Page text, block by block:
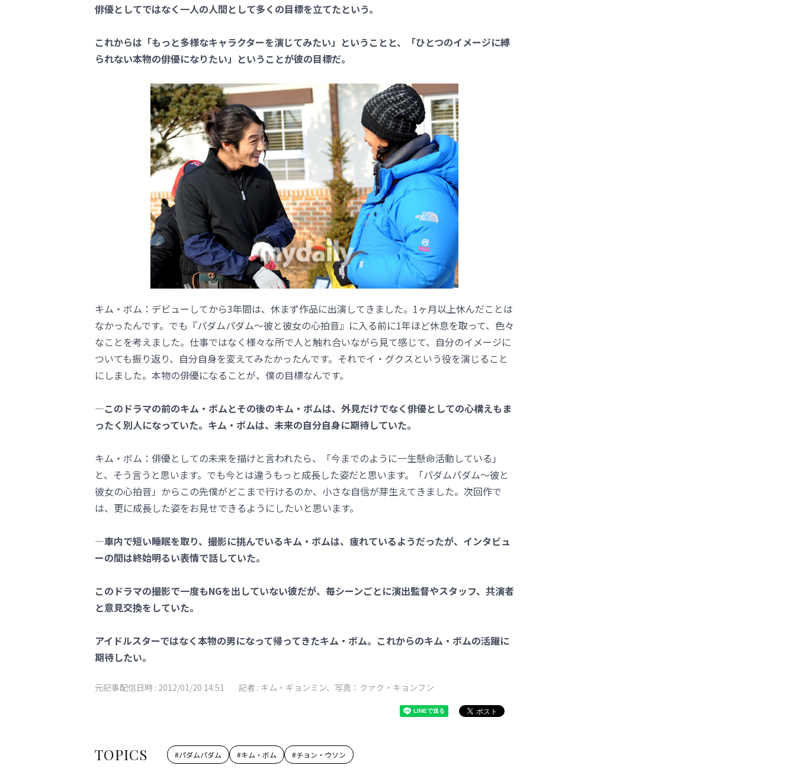
俳優としてではなく一人の人間として多くの目標を立てたという。
これからは「もっと多様なキャラクターを演じてみたい」ということと、「ひとつのイメージに縛
られない本物の俳優になりたい」ということが彼の目標だ。
キム・ボム：デビューしてから3年間は、休まず作品に出演してきました。1ヶ月以上休んだことは
なかったんです。でも『パダムパダム～彼と彼女の心拍音』に入る前に1年ほど休息を取って、色々
なことを考えました。仕事ではなく様々な所で人と触れ合いながら見て感じて、自分のイメージに
ついても振り返り、自分自身を変えてみたかったんです。それでイ・グクスという役を演じること
にしました。本物の俳優になることが、僕の目標なんです。
―このドラマの前のキム・ボムとその後のキム・ボムは、外見だけでなく俳優としての心構えもま
ったく別人になっていた。キム・ボムは、未来の自分自身に期待していた。
キム・ボム：俳優としての未来を描けと言われたら、「今までのように一生懸命活動している」
と、そう言うと思います。でも今とは違うもっと成長した姿だと思います。「パダムパダム～彼と
彼女の心拍音」からこの先僕がどこまで行けるのか、小さな自信が芽生えてきました。次回作で
は、更に成長した姿をお見せできるようにしたいと思います。
―車内で短い睡眠を取り、撮影に挑んでいるキム・ボムは、疲れているようだったが、インタビュ
ーの間は終始明るい表情で話していた。
このドラマの撮影で一度もNGを出していない彼だが、毎シーンごとに演出監督やスタッフ、共演者
と意見交換をしていた。
アイドルスターではなく本物の男になって帰ってきたキム・ボム。これからのキム・ボムの活躍に
期待したい。
元記事配信日時 : 2012/01/20 14:51 記者 : キム・ギョンミン、写真：クァク・キョンフン
TOPICS #パダムパダム #キム・ボム #チョン・ウソン